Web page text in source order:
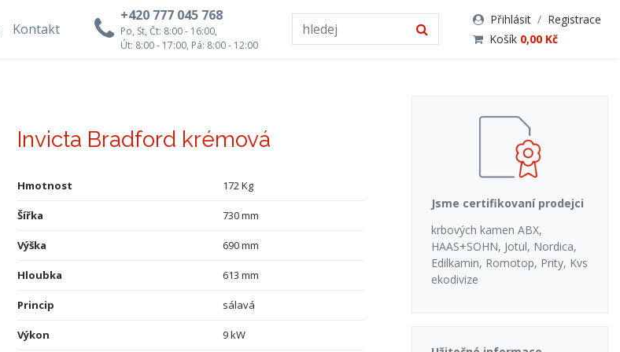
+420 777 045 768
Po, St, Čt: 8:00 - 16:00,
Út: 8:00 - 17:00, Pá: 8:00 - 12:00
Přihlásit / Registrace
Košík 0,00 Kč
Kontakt
Invicta Bradford krémová
Hmotnost 172 Kg
Šířka 730 mm
Výška 690 mm
Hloubka 613 mm
Princip sálavá
Výkon 9 kW
Jsme certifikovaní prodejci
krbových kamen ABX,
HAAS+SOHN, Jotul, Nordica,
Edilkamin, Romotop, Prity, Kvs
ekodivize